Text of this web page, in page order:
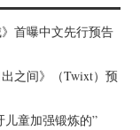
首曝中文先行预告
之间》（Twixt）预
童加强锻炼的”